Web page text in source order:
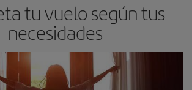
tu vuelo según tus
necesidades